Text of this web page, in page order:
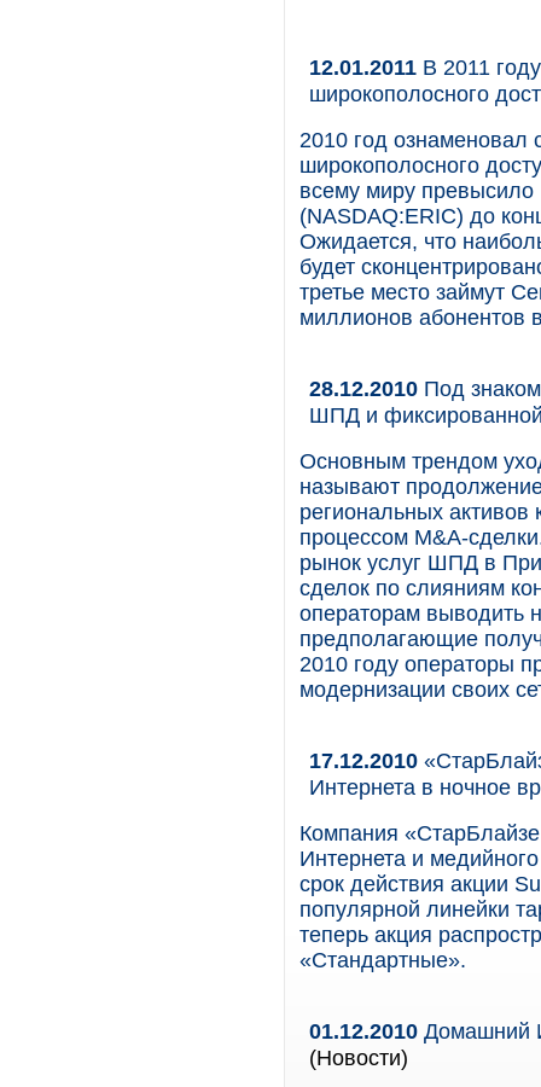
12.01.2011 В 2011
широкополосного
2010 год ознаменовал
широкополосного
всему миру
(NASDAQ:ERIC) до
Ожидается, что
будет
третье место займут
миллионов абонентов
28.12.2010 Под
ШПД и
Основным трендом
называют
региональных активов
процессом M&A-
рынок услуг ШПД в
сделок по слияниям
операторам выводить
предполагающие
2010 году операторы
модернизации своих
17.12.2010
Интернета в ночное
Компания
Интернета и
срок действия акции
популярной линейки
теперь акция
«Стандартные».
01.12.2010 Домашний
(Новости)